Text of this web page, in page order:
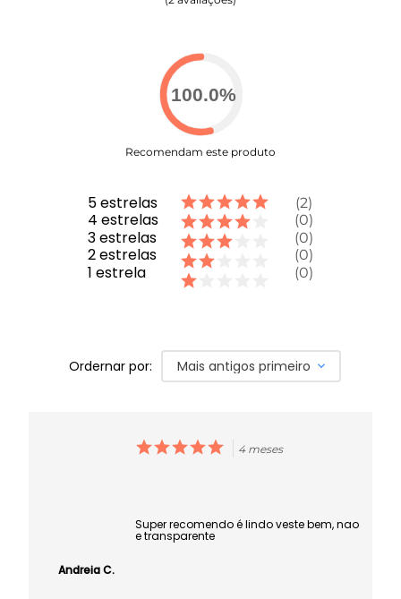
Estampa Animal Print Rosa - Padrão felino vibrante
NÃO POSSUI FORRO TRASEIRO
- Estilo e conforto garantidos para todos
100.0%
Recomendam este produto
5estrelas
4 estrelas
3estrelas
2estrelas
1 estrela
2
0
0
0
0
Ordernar por: Mais antigos primeiro
Andreia C.
4 meses
Super recomendo é lindo veste bem, nao
e transparente